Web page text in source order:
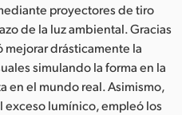
proyectores de tiro
de la luz ambiental. Gracias
mejorar drásticamente la
simulando la forma en la
en el mundo real. Asimismo,
lumínico, empleó los